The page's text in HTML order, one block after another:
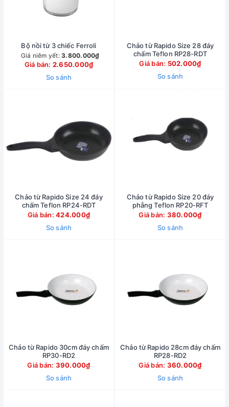
Bộ nồi từ 3 chiếc Ferroli
Giá niêm yết: 3.800.000₫
Giá bán: 2.650.000₫
So sánh
Chảo từ Rapido Size 28 đáy
chấm Teflon RP28-RDT
Giá bán: 502.000₫
So sánh
Chảo từ Rapido Size 24 đáy
chấm Teflon RP24-RDT
Giá bán:424.000₫
So sánh
Chảo từ Rapido Size 20 đáy
phẳng Teflon RP20-RFT
Giá bán: 380.000₫
So sánh
Chảo từ Rapido 30cm đáy chấm
RP30-RD2
Giá bán: 390.000₫
So sánh
Chảo từ Rapido 28cm đáy chấm
RP28-RD2
Giá bán: 360.000₫
So sánh